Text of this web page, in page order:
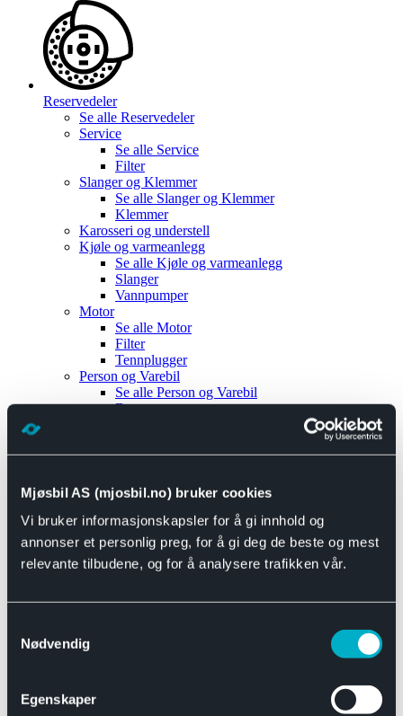
Mjøsbil AS (mjosbil.no) bruker cookies
Vi bruker informasjonskapsler for å gi innhold og
annonser et personlig preg, for å gi deg de beste og mest
relevante tilbudene, og for å analysere trafikken vår.
Nødvendig
Egenskaper
Reservedeler
Se alle Reservedeler
Service
Se alle Service
Filter
Slanger og Klemmer
Se alle Slanger og Klemmer
Klemmer
Karosseri og understell
Kjøle og varmeanlegg
Se alle Kjøle og varmeanlegg
Slanger
Vannpumper
Motor
Se alle Motor
Filter
Tennplugger
Person og Varebil
Se alle Person og Varebil
Brems
Motor og drivverk
Se alle Universal
Bremsedeler
Se alle Bremsedeler
Bremsenippler
Drivline og motor
Se alle Drivline og motor
Eksosanlegg